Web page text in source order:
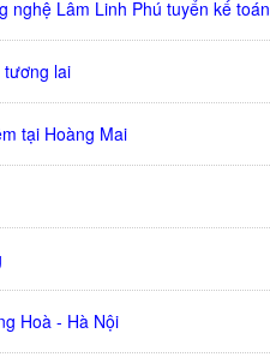
nghệ Lâm Linh Phú tuyển kế toán
tương lai
tại Hoàng Mai
Hoà - Hà Nội